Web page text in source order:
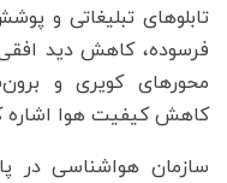
تابلوهای تبلیغاتی و
فرسوده، کاهش دید افقی
محورهای کویری و
کاهش کیفیت هوا اشاره
سازمان هواشناسی در